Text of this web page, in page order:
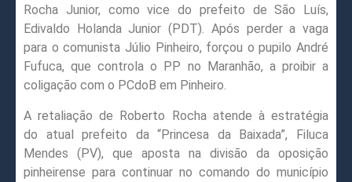
Rocha Junior, como vice do prefeito de São Luís,
Edivaldo Holanda Junior (PDT). Após perder a vaga
para o comunista Júlio Pinheiro, forçou o pupilo André
Fufuca, que controla o PP no Maranhão, a proibir a
coligação com o PCdoB em Pinheiro.
A retaliação de Roberto Rocha atende à estratégia
do atual prefeito da “Princesa da Baixada”, Filuca
Mendes (PV), que aposta na divisão da oposição
pinheirense para continuar no comando do município